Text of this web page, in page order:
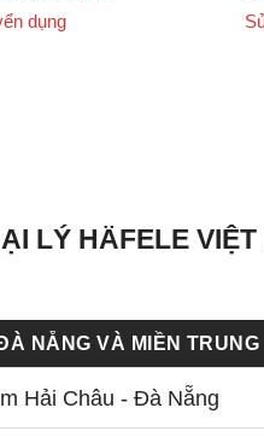
dụng
LÝ HÄFELE VIỆT
NẴNG VÀ MIỀN TRUNG
Hải Châu - Đà Nẵng